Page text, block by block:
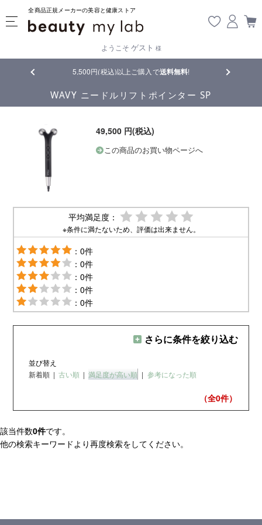
全商品正規メーカーの美容と健康ストア
ようこそ ゲスト 様
5,500円(税込)以上ご購入で送料無料! 【重要】熊本地震の影
WAVY ニードルリフトポインター SP
49,500 円(税込)
この商品のお買い物ページへ
平均満足度：
※条件に満たないため、評価は出来ません。
：0件
：0件
：0件
：0件
：0件
さらに条件を絞り込む
並び替え
新着順 | 古い順 | 満足度が高い順 | 参考になった順
（全0件）
該当件数0件です。
他の検索キーワードより再度検索をしてください。